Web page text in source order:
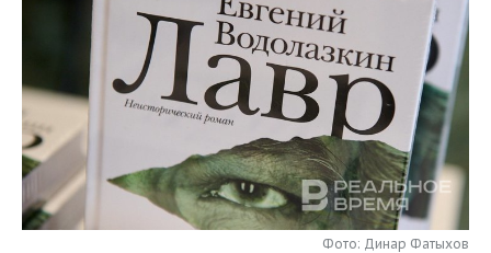
НЕФТЕХИМИЯ
ОПК
ЭНЕРГЕТИКА
РОЗНИЧНАЯ ТОРГОВЛЯ
ТРАНСПОРТ
УСЛУГИ
НОВОСТИ ТЕХНОЛОГИЙ
IT
МЕДИА
ТЕЛЕКОММУНИКАЦИИ
МЕРОПРИЯТИЯ
НОВОСТИ МЕРОПРИЯТИЙ
ВЫЕЗДНАЯ РЕДАКЦИЯ
БИЗНЕС-БРАНЧИ
СПОРТ
НОВОСТИ СПОРТА
ФУТБОЛ
ОБЩЕСТВО
НОВОСТИ ОБЩЕСТВА
ФОТОГАЛЕРЕЯ
Фото: Динар Фатыхов